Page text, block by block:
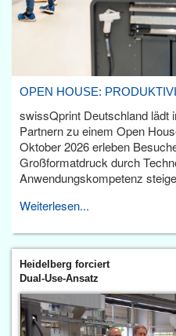
OPEN HOUSE:
swissQprint Deutschland lädt
Partnern zu einem Open
Oktober 2026 erleben
Großformatdruck durch
Anwendungskompetenz
Weiterlesen...
Heidelberg forciert
Dual-Use-Ansatz